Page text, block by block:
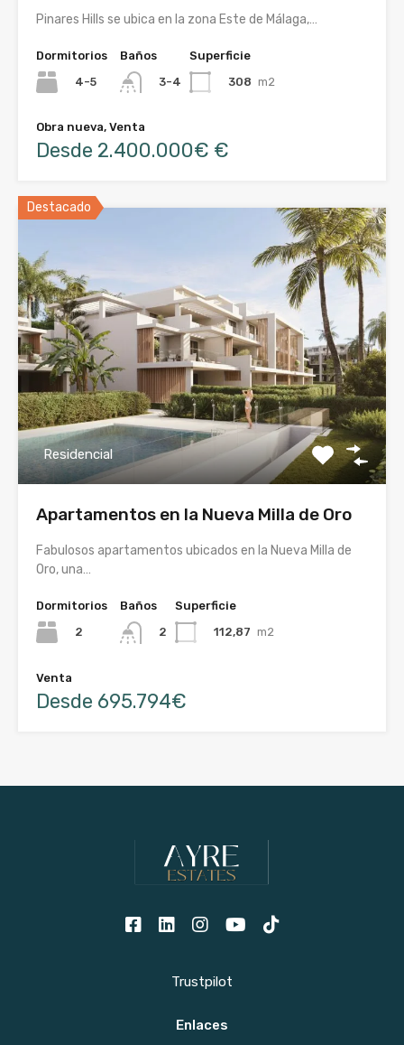
Pinares Hills se ubica en la zona Este de Málaga,…
Dormitorios
4-5
Baños
3-4
Superficie
308 m2
Obra nueva, Venta
Desde 2.400.000€ €
Destacado
Residencial
Apartamentos en la Nueva Milla de Oro
Fabulosos apartamentos ubicados en la Nueva Milla de
Oro, una…
Dormitorios
2
Baños
2
Superficie
112,87 m2
Venta
Desde 695.794€
Trustpilot
Enlaces